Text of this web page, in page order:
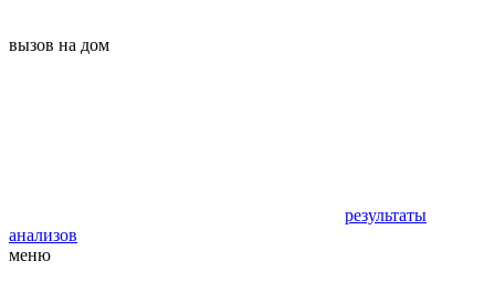
вызов на дом
результаты
анализов
меню